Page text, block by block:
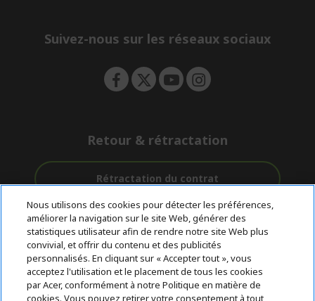
e
Suivez-nous sur les réseaux sociaux
Retour & rétractation
Rétractation du contrat
Livraison
Gratuite
Accompagnement
avant et après-
vente
Avec 0%
D'intérêt
© 2026 Acer Inc.
CPYou BV est le revendeur et marchand agréé pour les produits et
Nous utilisons des cookies pour détecter les préférences,
améliorer la navigation sur le site Web, générer des
statistiques utilisateur afin de rendre notre site Web plus
convivial, et offrir du contenu et des publicités
personnalisés. En cliquant sur « Accepter tout », vous
acceptez l'utilisation et le placement de tous les cookies
par Acer, conformément à notre Politique en matière de
cookies. Vous pouvez retirer votre consentement à tout